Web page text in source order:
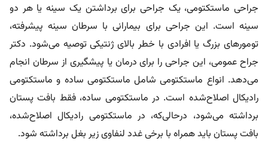
جراحی ماستکتومی، یک جراحی برای برداشتن یک سینه یا هر دو
سینه است. این جراحی برای بیمارانی با سرطان سینه پیشرفته،
تومورهای بزرگ یا افرادی با خطر بالای ژنتیکی توصیه می‌شود. دکتر
جراح عمومی، این جراحی را برای درمان یا پیشگیری از سرطان انجام
می‌دهد. انواع ماستکتومی شامل ماستکتومی ساده و ماستکتومی
رادیکال اصلاح‌شده است. در ماستکتومی ساده، فقط بافت پستان
برداشته می‌شود، درحالی‌که، در ماستکتومی رادیکال اصلاح‌شده،
بافت پستان باید همراه با برخی غدد لنفاوی زیر بغل برداشته شود.